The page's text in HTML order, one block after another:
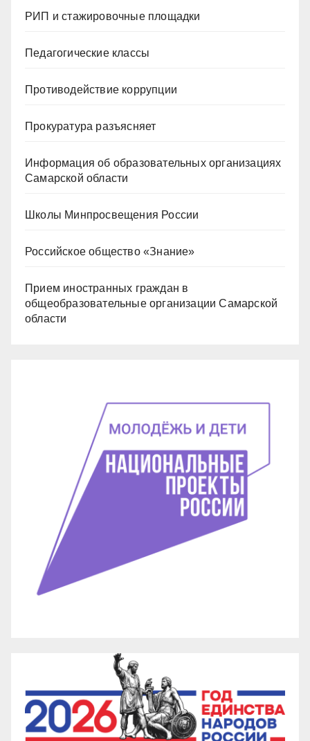
РИП и стажировочные площадки
Педагогические классы
Противодействие коррупции
Прокуратура разъясняет
Информация об образовательных организациях
Самарской области
Школы Минпросвещения России
Российское общество «Знание»
Прием иностранных граждан в
общеобразовательные организации Самарской
области